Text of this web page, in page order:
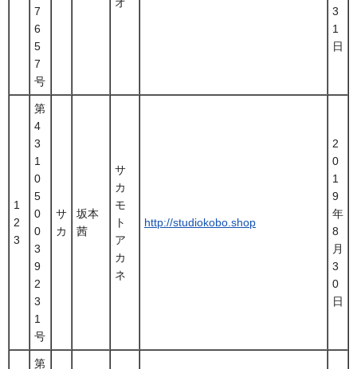
7
6
5
7
号
3
1
日
1
2
3
第
4
3
1
0
5
0
0
3
9
2
3
1
号
サ
カ
坂本
茜
サ
カ
モ
ト
ア
カ
ネ
http://studiokobo.shop
2
0
1
9
年
8
月
3
0
日
第